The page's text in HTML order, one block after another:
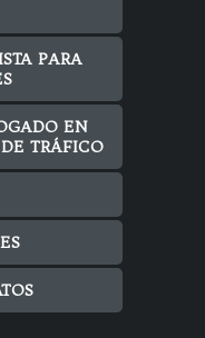
PARA
EN
TRÁFICO